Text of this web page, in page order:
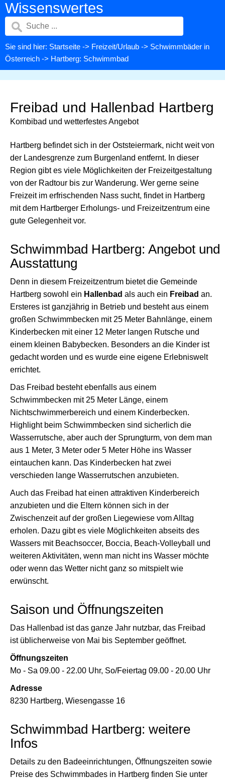
Wissenswertes
Sie sind hier: Startseite -> Freizeit/Urlaub -> Schwimmbäder in
Österreich -> Hartberg: Schwimmbad
Freibad und Hallenbad Hartberg
Kombibad und wetterfestes Angebot
Hartberg befindet sich in der Oststeiermark, nicht weit von
der Landesgrenze zum Burgenland entfernt. In dieser
Region gibt es viele Möglichkeiten der Freizeitgestaltung
von der Radtour bis zur Wanderung. Wer gerne seine
Freizeit im erfrischenden Nass sucht, findet in Hartberg
mit dem Hartberger Erholungs- und Freizeitzentrum eine
gute Gelegenheit vor.
Schwimmbad Hartberg: Angebot und
Ausstattung
Denn in diesem Freizeitzentrum bietet die Gemeinde
Hartberg sowohl ein Hallenbad als auch ein Freibad an.
Ersteres ist ganzjährig in Betrieb und besteht aus einem
großen Schwimmbecken mit 25 Meter Bahnlänge, einem
Kinderbecken mit einer 12 Meter langen Rutsche und
einem kleinen Babybecken. Besonders an die Kinder ist
gedacht worden und es wurde eine eigene Erlebniswelt
errichtet.
Das Freibad besteht ebenfalls aus einem
Schwimmbecken mit 25 Meter Länge, einem
Nichtschwimmerbereich und einem Kinderbecken.
Highlight beim Schwimmbecken sind sicherlich die
Wasserrutsche, aber auch der Sprungturm, von dem man
aus 1 Meter, 3 Meter oder 5 Meter Höhe ins Wasser
eintauchen kann. Das Kinderbecken hat zwei
verschieden lange Wasserrutschen anzubieten.
Auch das Freibad hat einen attraktiven Kinderbereich
anzubieten und die Eltern können sich in der
Zwischenzeit auf der großen Liegewiese vom Alltag
erholen. Dazu gibt es viele Möglichkeiten abseits des
Wassers mit Beachsoccer, Boccia, Beach-Volleyball und
weiteren Aktivitäten, wenn man nicht ins Wasser möchte
oder wenn das Wetter nicht ganz so mitspielt wie
erwünscht.
Saison und Öffnungszeiten
Das Hallenbad ist das ganze Jahr nutzbar, das Freibad
ist üblicherweise von Mai bis September geöffnet.
Öffnungszeiten
Mo - Sa 09.00 - 22.00 Uhr, So/Feiertag 09.00 - 20.00 Uhr
Adresse
8230 Hartberg, Wiesengasse 16
Schwimmbad Hartberg: weitere
Infos
Details zu den Badeeinrichtungen, Öffnungszeiten sowie
Preise des Schwimmbades in Hartberg finden Sie unter